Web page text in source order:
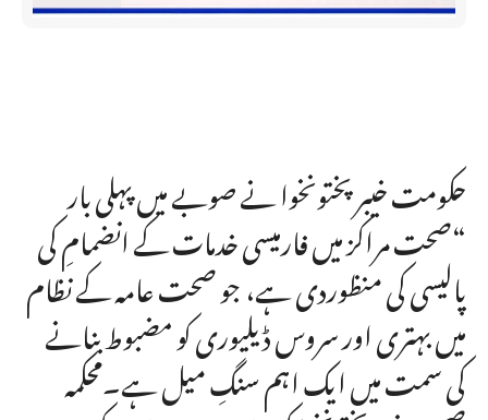
حکومت خیبر پختونخوا نے صوبے میں پہلی بار
“صحت مراکز میں فارمیسی خدمات کے انضمامِ کی
پالیسی کی منظوردی ہے، جو صحت عامہ کے نظام
میں بہتری اور سروس ڈیلیوری کو مضبوط بنانے
کی سمت میں ایک اہم سنگِ میل ہے۔محکمہ